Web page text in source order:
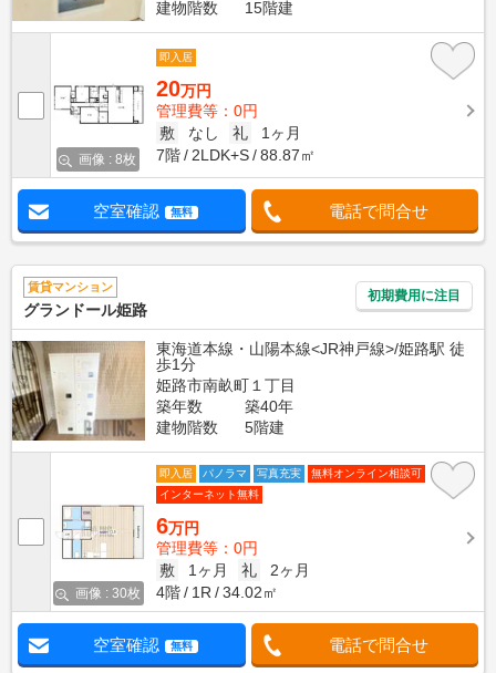
建物階数
15階建
画像 : 8枚
即入居
20万円
管理費等：0円
敷
なし 礼
1ヶ月
7階
2LDK+S 88.87㎡
空室確認 無料 電話で問合せ
賃貸マンション
グランドール姫路
初期費用に注目
東海道本線・山陽本線<JR神戸線>/姫路駅 徒
歩1分
姫路市南畝町１丁目
築年数
築40年
建物階数
5階建
画像 : 30枚
即入居 パノラマ 写真充実
無料オンライン相談可
インターネット無料
6万円
管理費等：0円
敷
1ヶ月 礼
2ヶ月
4階
1R 34.02㎡
空室確認 無料 電話で問合せ